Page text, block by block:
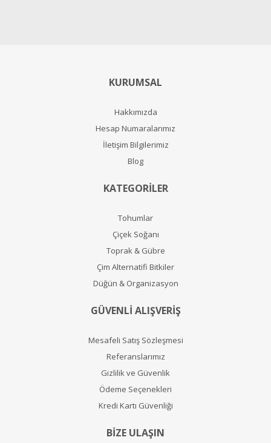
KURUMSAL
Hakkımızda
Hesap Numaralarımız
İletişim Bilgilerimiz
Blog
KATEGORİLER
Tohumlar
Çiçek Soğanı
Toprak & Gübre
Çim Alternatifi Bitkiler
Düğün & Organizasyon
GÜVENLİ ALIŞVERİŞ
Mesafeli Satış Sözleşmesi
Referanslarımız
Gizlilik ve Güvenlik
Ödeme Seçenekleri
Kredi Kartı Güvenliği
BİZE ULAŞIN